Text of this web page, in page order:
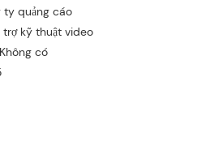
ty quảng cáo
trợ kỹ thuật video
có